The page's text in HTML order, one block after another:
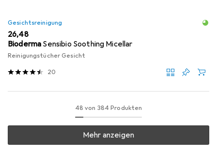
Gesichtsreinigung
EUR
26,48
Bioderma Sensibio Soothing Micellar
Reinigungstücher Gesicht
20
48 von 384 Produkten
Mehr anzeigen